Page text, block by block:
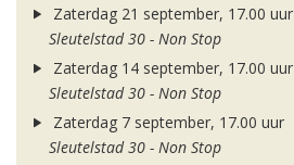
Zaterdag 21 september, 17.00 uur
Sleutelstad 30 - Non Stop
Zaterdag 14 september, 17.00 uur
Sleutelstad 30 - Non Stop
Zaterdag 7 september, 17.00 uur
Sleutelstad 30 - Non Stop